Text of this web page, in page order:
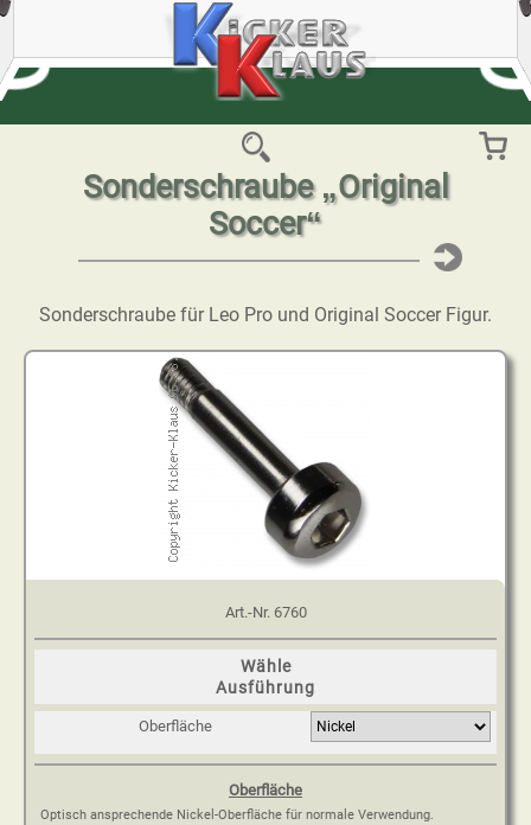
Sonderschraube „Original
Soccer“
Sonderschraube für Leo Pro und Original Soccer Figur.
Art.-Nr. 6760
Wähle
Ausführung
Oberfläche
Oberfläche
Optisch ansprechende Nickel-Oberfläche für normale Verwendung.